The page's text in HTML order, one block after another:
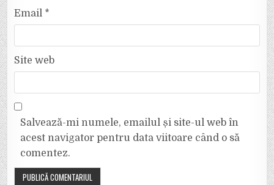
Email *
Site web
Salvează-mi numele, emailul și site-ul web în
acest navigator pentru data viitoare când o să
comentez.